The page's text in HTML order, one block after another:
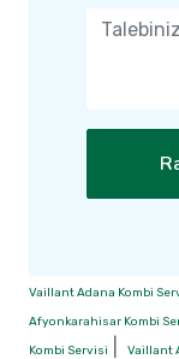
Vaillant Adana Kombi
Afyonkarahisar Kombi
Kombi Servisi
Vaillant